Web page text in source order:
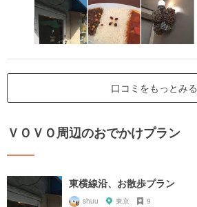
口コミをもっとみる
ＶＯＶＯ周辺のおでかけプラン
東横線沿、お散歩プラン
shuu 東京 9